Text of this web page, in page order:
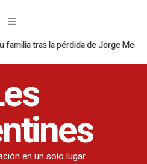
la pérdida de Jorge Messi
en un solo lugar